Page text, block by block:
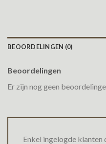
BEOORDELINGEN (0)
Beoordelingen
Er zijn nog geen
Enkel ingelogde